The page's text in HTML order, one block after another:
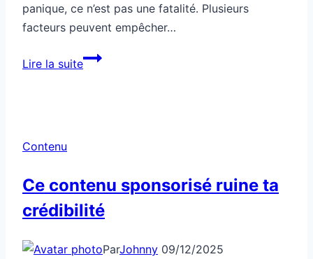
panique, ce n’est pas une fatalité. Plusieurs
facteurs peuvent empêcher…
Lire la suiteTon
Contenu
Ce contenu sponsorisé ruine ta
crédibilité
ParJohnny 09/12/2025